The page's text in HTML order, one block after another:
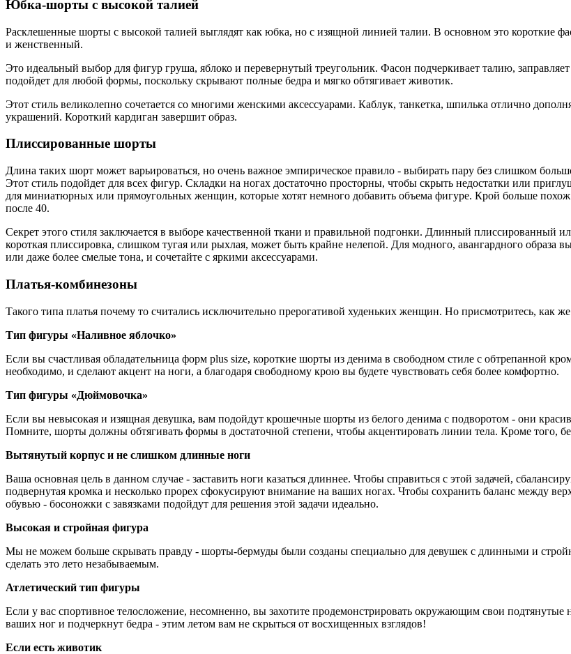
Юбка-шорты с высокой талией
Расклешенные шорты с высокой талией выглядят как юбка, но с изящной линией талии. В основном это короткие
и женственный.
Это идеальный выбор для фигур груша, яблоко и перевернутый треугольник. Фасон подчеркивает талию,
подойдет для любой формы, поскольку скрывают полные бедра и мягко обтягивает животик.
Этот стиль великолепно сочетается со многими женскими аксессуарами. Каблук, танкетка, шпилька отлично
украшений. Короткий кардиган завершит образ.
Плиссированные шорты
Длина таких шорт может варьироваться, но очень важное эмпирическое правило - выбирать пару без слишком
Этот стиль подойдет для всех фигур. Складки на ногах достаточно просторны, чтобы скрыть недостатки или
для миниатюрных или прямоугольных женщин, которые хотят немного добавить объема фигуре. Крой больше
после 40.
Секрет этого стиля заключается в выборе качественной ткани и правильной подгонки. Длинный
короткая плиссировка, слишком тугая или рыхлая, может быть крайне нелепой. Для модного, авангардного образа
или даже более смелые тона, и сочетайте с яркими аксессуарами.
Платья-комбинезоны
Такого типа платья почему то считались исключительно прерогативой худеньких женщин. Но присмотритесь,
Тип фигуры «Наливное яблочко»
Если вы счастливая обладательница форм plus size, короткие шорты из денима в свободном стиле с обтрепанной
необходимо, и сделают акцент на ноги, а благодаря свободному крою вы будете чувствовать себя более комфортно.
Тип фигуры «Дюймовочка»
Если вы невысокая и изящная девушка, вам подойдут крошечные шорты из белого денима с подворотом - они
Помните, шорты должны обтягивать формы в достаточной степени, чтобы акцентировать линии тела. Кроме того,
Вытянутый корпус и не слишком длинные ноги
Ваша основная цель в данном случае - заставить ноги казаться длиннее. Чтобы справиться с этой задачей,
подвернутая кромка и несколько прорех сфокусируют внимание на ваших ногах. Чтобы сохранить баланс между
обувью - босоножки с завязками подойдут для решения этой задачи идеально.
Высокая и стройная фигура
Мы не можем больше скрывать правду - шорты-бермуды были созданы специально для девушек с длинными и
сделать это лето незабываемым.
Атлетический тип фигуры
Если у вас спортивное телосложение, несомненно, вы захотите продемонстрировать окружающим свои
ваших ног и подчеркнут бедра - этим летом вам не скрыться от восхищенных взглядов!
Если есть животик